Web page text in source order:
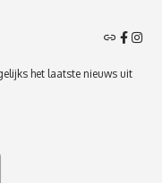
het laatste nieuws uit